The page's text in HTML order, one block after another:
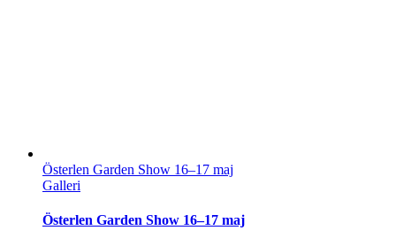
Österlen Garden Show 16–17 maj
Galleri
Österlen Garden Show 16–17 maj